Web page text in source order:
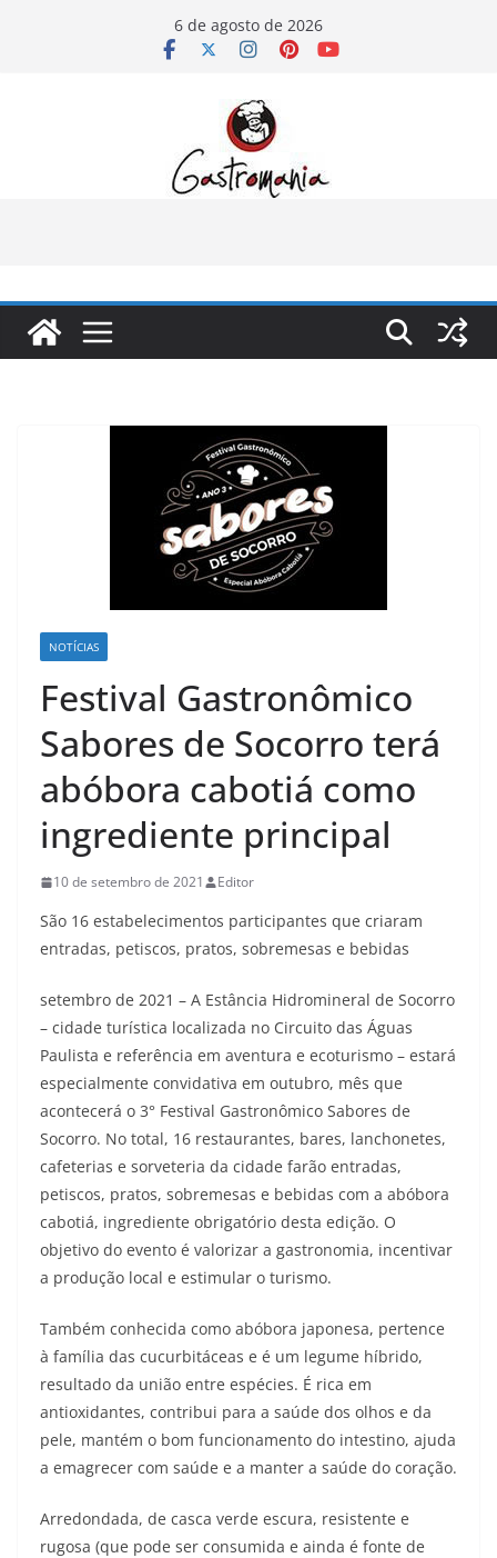
6 de agosto de 2026
NOTÍCIAS
Festival Gastronômico
Sabores de Socorro terá
abóbora cabotiá como
ingrediente principal
10 de setembro de 2021 Editor
São 16 estabelecimentos participantes que criaram
entradas, petiscos, pratos, sobremesas e bebidas
setembro de 2021 – A Estância Hidromineral de Socorro
– cidade turística localizada no Circuito das Águas
Paulista e referência em aventura e ecoturismo – estará
especialmente convidativa em outubro, mês que
acontecerá o 3° Festival Gastronômico Sabores de
Socorro. No total, 16 restaurantes, bares, lanchonetes,
cafeterias e sorveteria da cidade farão entradas,
petiscos, pratos, sobremesas e bebidas com a abóbora
cabotiá, ingrediente obrigatório desta edição. O
objetivo do evento é valorizar a gastronomia, incentivar
a produção local e estimular o turismo.
Também conhecida como abóbora japonesa, pertence
à família das cucurbitáceas e é um legume híbrido,
resultado da união entre espécies. É rica em
antioxidantes, contribui para a saúde dos olhos e da
pele, mantém o bom funcionamento do intestino, ajuda
a emagrecer com saúde e a manter a saúde do coração.
Arredondada, de casca verde escura, resistente e
rugosa (que pode ser consumida e ainda é fonte de